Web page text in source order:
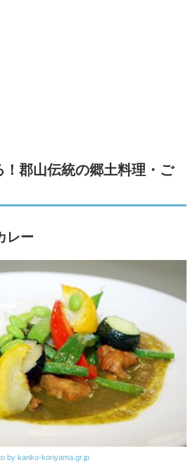
郡山伝統の郷土料理・ご
レー
by kanko-koriyama.gr.jp